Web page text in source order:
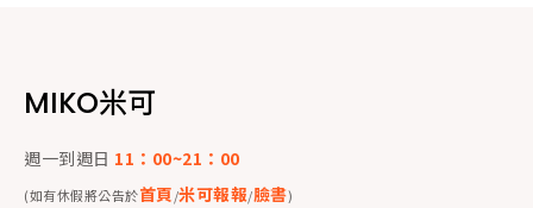
MIKO米可
週一到週日 11：00~21：00
(如有休假將公告於首頁/米可報報/臉書)